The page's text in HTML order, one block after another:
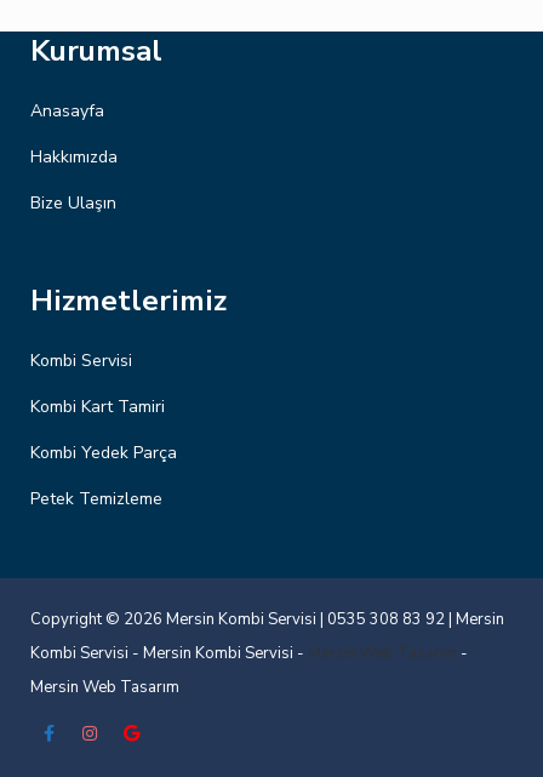
Kurumsal
Anasayfa
Hakkımızda
Bize Ulaşın
Hizmetlerimiz
Kombi Servisi
Kombi Kart Tamiri
Kombi Yedek Parça
Petek Temizleme
Copyright © 2026 Mersin Kombi Servisi | 0535 308 83 92 | Mersin
Kombi Servisi - Mersin Kombi Servisi - Mersin Web Tasarım -
Mersin Web Tasarım